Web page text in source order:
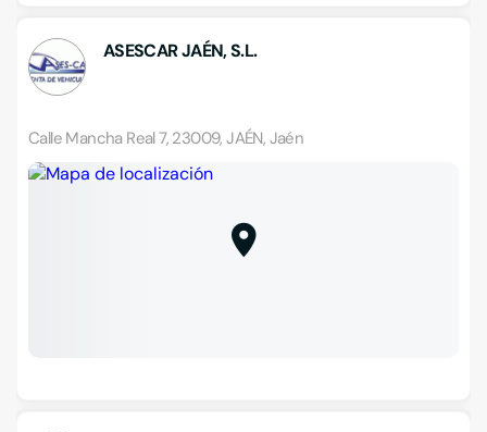
ASESCAR JAÉN, S.L.
Calle Mancha Real 7, 23009, JAÉN, Jaén